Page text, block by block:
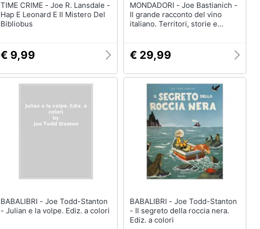
TIME CRIME - Joe R. Lansdale -
Hap E Leonard E Il Mistero Del
Bibliobus
€ 9,99
MONDADORI - Joe Bastianich -
Il grande racconto del vino
italiano. Territori, storie e
€ 29,99
BABALIBRI - Joe Todd-Stanton
- Julian e la volpe. Ediz. a colori
BABALIBRI - Joe Todd-Stanton
- Il segreto della roccia nera.
Ediz. a colori